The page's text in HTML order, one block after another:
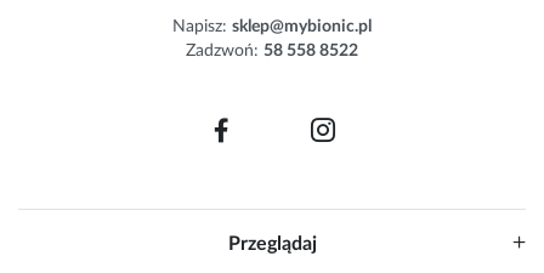
Napisz: sklep@mybionic.pl
Zadzwoń: 58 558 8522
Przeglądaj